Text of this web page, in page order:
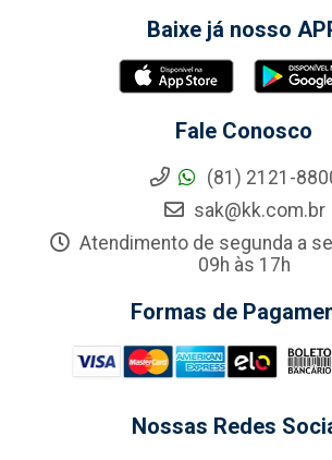
Baixe já nosso
Fale Conosco
(81) 2121-
sak@kk.com.br
Atendimento de segunda a
09h às 17h
Formas de
Nossas Redes